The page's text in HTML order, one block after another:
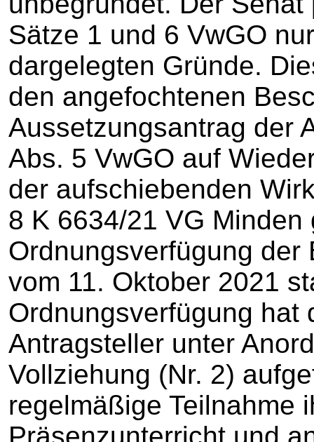
Sätze 1 und 6 VwGO
dargelegten Gründe.
den angefochtenen
Aussetzungsantrag der
Abs. 5 VwGO auf
der aufschiebenden
8 K 6634/21 VG Minden
Ordnungsverfügung
vom 11. Oktober 2021
Ordnungsverfügung hat
Antragsteller unter
Vollziehung (Nr. 2)
regelmäßige
Präsenzunterricht und